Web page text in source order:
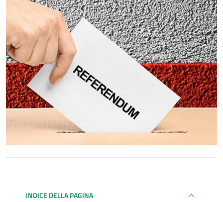
INDICE DELLA PAGINA